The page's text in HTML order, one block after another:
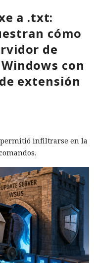
a .txt:
cómo
de
con
extensión
infiltrarse en la